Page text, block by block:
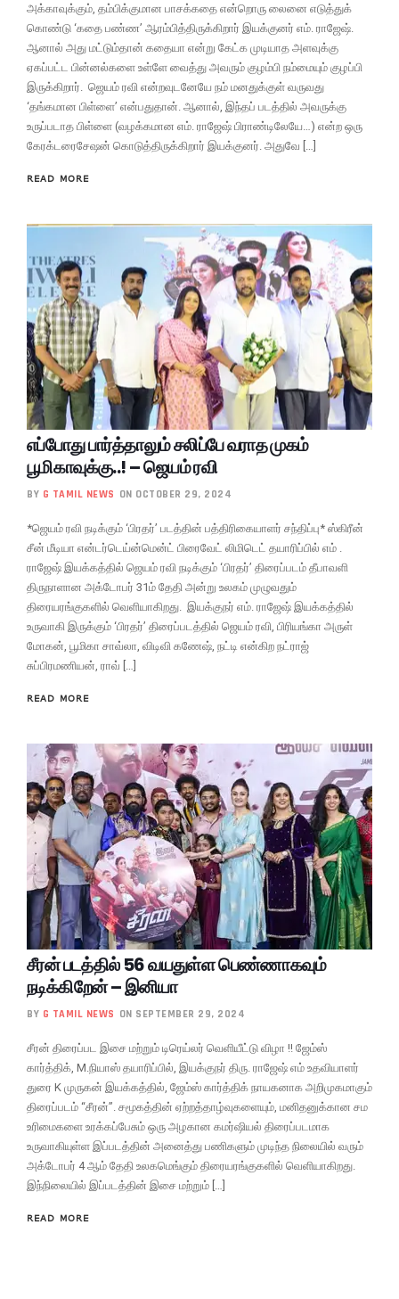
அக்காவுக்கும், தம்பிக்குமான பாசக்கதை என்றொரு லைனை எடுத்துக்
கொண்டு ‘கதை பண்ண’ ஆரம்பித்திருக்கிறார் இயக்குனர் எம். ராஜேஷ்.
ஆனால் அது மட்டும்தான் கதையா என்று கேட்க முடியாத அளவுக்கு
ஏகப்பட்ட பின்னல்களை உள்ளே வைத்து அவரும் குழம்பி நம்மையும் குழப்பி
இருக்கிறார். ஜெயம் ரவி என்றவுடனேயே நம் மனதுக்குள் வருவது
‘தங்கமான பிள்ளை’ என்பதுதான். ஆனால், இந்தப் படத்தில் அவருக்கு
உருப்படாத பிள்ளை (வழக்கமான எம். ராஜேஷ் பிராண்டிலேயே…) என்ற ஒரு
கேரக்டரைசேஷன் கொடுத்திருக்கிறார் இயக்குனர். அதுவே […]
READ MORE
எப்போது பார்த்தாலும் சலிப்பே வராத முகம்
பூமிகாவுக்கு..! – ஜெயம் ரவி
BY G TAMIL NEWS ON OCTOBER 29, 2024
*ஜெயம் ரவி நடிக்கும் ‘பிரதர்’ படத்தின் பத்திரிகையாளர் சந்திப்பு* ஸ்கிரீன்
சீன் மீடியா என்டர்டெய்ன்மென்ட் பிரைவேட் லிமிடெட் தயாரிப்பில் எம் .
ராஜேஷ் இயக்கத்தில் ஜெயம் ரவி நடிக்கும் ‘பிரதர்’ திரைப்படம் தீபாவளி
திருநாளான அக்டோபர் 31ம் தேதி அன்று உலகம் முழுவதும்
திரையரங்குகளில் வெளியாகிறது. இயக்குநர் எம். ராஜேஷ் இயக்கத்தில்
உருவாகி இருக்கும் ‘பிரதர்’ திரைப்படத்தில் ஜெயம் ரவி, பிரியங்கா அருள்
மோகன், பூமிகா சாவ்லா, விடிவி கணேஷ், நட்டி என்கிற நட்ராஜ்
சுப்பிரமணியன், ராவ் […]
READ MORE
சீரன் படத்தில் 56 வயதுள்ள பெண்ணாகவும்
நடிக்கிறேன் – இனியா
BY G TAMIL NEWS ON SEPTEMBER 29, 2024
சீரன் திரைப்பட இசை மற்றும் டிரெய்லர் வெளியீட்டு விழா !! ஜேம்ஸ்
கார்த்திக், M.நியாஸ் தயாரிப்பில், இயக்குநர் திரு. ராஜேஷ் எம் உதவியாளர்
துரை K முருகன் இயக்கத்தில், ஜேம்ஸ் கார்த்திக் நாயகனாக அறிமுகமாகும்
திரைப்படம் “சீரன்”. சமூகத்தின் ஏற்றத்தாழ்வுகளையும், மனிதனுக்கான சம
உரிமைகளை உரக்கப்பேசும் ஒரு அழகான கமர்ஷியல் திரைப்படமாக
உருவாகியுள்ள இப்படத்தின் அனைத்து பணிகளும் முடிந்த நிலையில் வரும்
அக்டோபர் 4 ஆம் தேதி உலகமெங்கும் திரையரங்குகளில் வெளியாகிறது.
இந்நிலையில் இப்படத்தின் இசை மற்றும் […]
READ MORE